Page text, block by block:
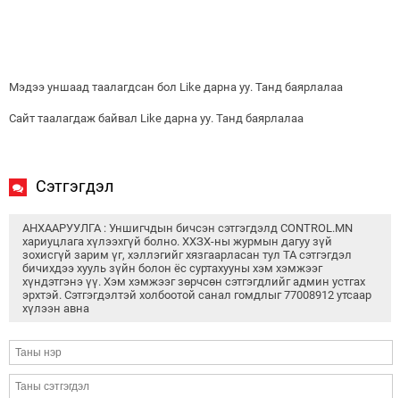
Мэдээ уншаад таалагдсан бол Like дарна уу. Танд баярлалаа
Сайт таалагдаж байвал Like дарна уу. Танд баярлалаа
Сэтгэгдэл
АНХААРУУЛГА : Уншигчдын бичсэн сэтгэгдэлд CONTROL.MN
хариуцлага хүлээхгүй болно. ХХЗХ-ны журмын дагуу зүй
зохисгүй зарим үг, хэллэгийг хязгаарласан тул ТА сэтгэгдэл
бичихдээ хууль зүйн болон ёс суртахууны хэм хэмжээг
хүндэтгэнэ үү. Хэм хэмжээг зөрчсөн сэтгэгдлийг админ устгах
эрхтэй. Сэтгэгдэлтэй холбоотой санал гомдлыг 77008912 утсаар
хүлээн авна